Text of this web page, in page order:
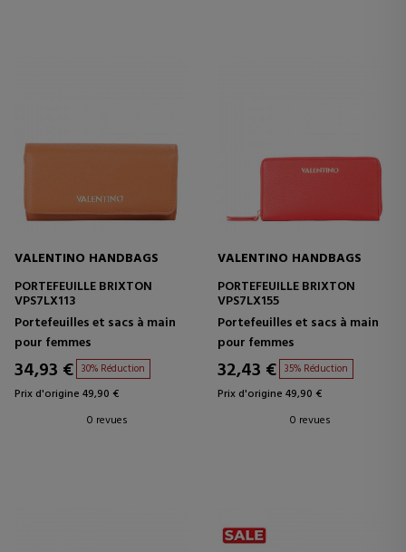
VALENTINO HANDBAGS
PORTEFEUILLE BRIXTON
VPS7LX113
Portefeuilles et sacs à main
pour femmes
34,93 € 30% Réduction
Prix d'origine 49,90 €
0 revues
VALENTINO HANDBAGS
PORTEFEUILLE BRIXTON
VPS7LX155
Portefeuilles et sacs à main
pour femmes
32,43 € 35% Réduction
Prix d'origine 49,90 €
0 revues